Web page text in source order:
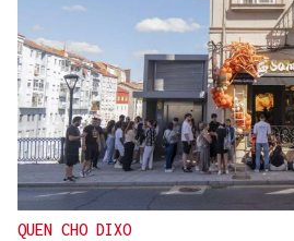
QUEN CHO DIXO